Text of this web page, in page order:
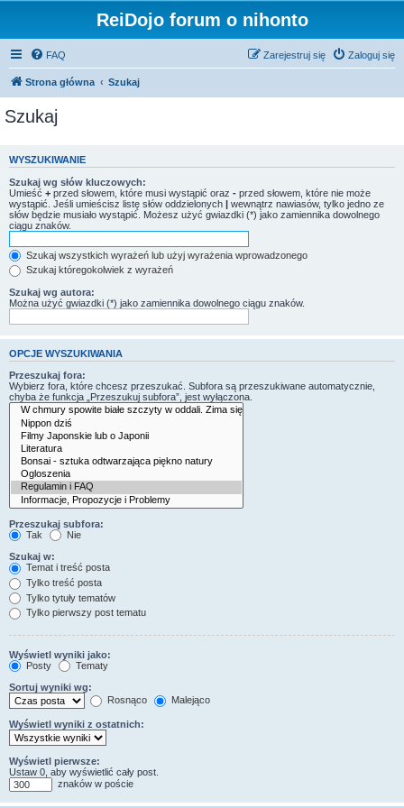
ReiDojo forum o nihonto
FAQ Zaloguj się
Zarejestruj się
Strona główna Szukaj
Szukaj
WYSZUKIWANIE
Szukaj wg słów kluczowych:
Umieść + przed słowem, które musi wystąpić oraz - przed słowem, które nie może
wystąpić. Jeśli umieścisz listę słów oddzielonych | wewnątrz nawiasów, tylko jedno ze
słów będzie musiało wystąpić. Możesz użyć gwiazdki (*) jako zamiennika dowolnego
ciągu znaków.
Szukaj wszystkich wyrażeń lub użyj wyrażenia wprowadzonego
Szukaj któregokolwiek z wyrażeń
Szukaj wg autora:
Można użyć gwiazdki (*) jako zamiennika dowolnego ciągu znaków.
OPCJE WYSZUKIWANIA
Przeszukaj fora:
Wybierz fora, które chcesz przeszukać. Subfora są przeszukiwane automatycznie,
chyba że funkcja „Przeszukuj subfora”, jest wyłączona.
Przeszukaj subfora:
Tak
Nie
Szukaj w:
Temat i treść posta
Tylko treść posta
Tylko tytuły tematów
Tylko pierwszy post tematu
Wyświetl wyniki jako:
Posty
Tematy
Sortuj wyniki wg:
Rosnąco
Malejąco
Wyświetl wyniki z ostatnich:
Wyświetl pierwsze:
Ustaw 0, aby wyświetlić cały post.
znaków w poście